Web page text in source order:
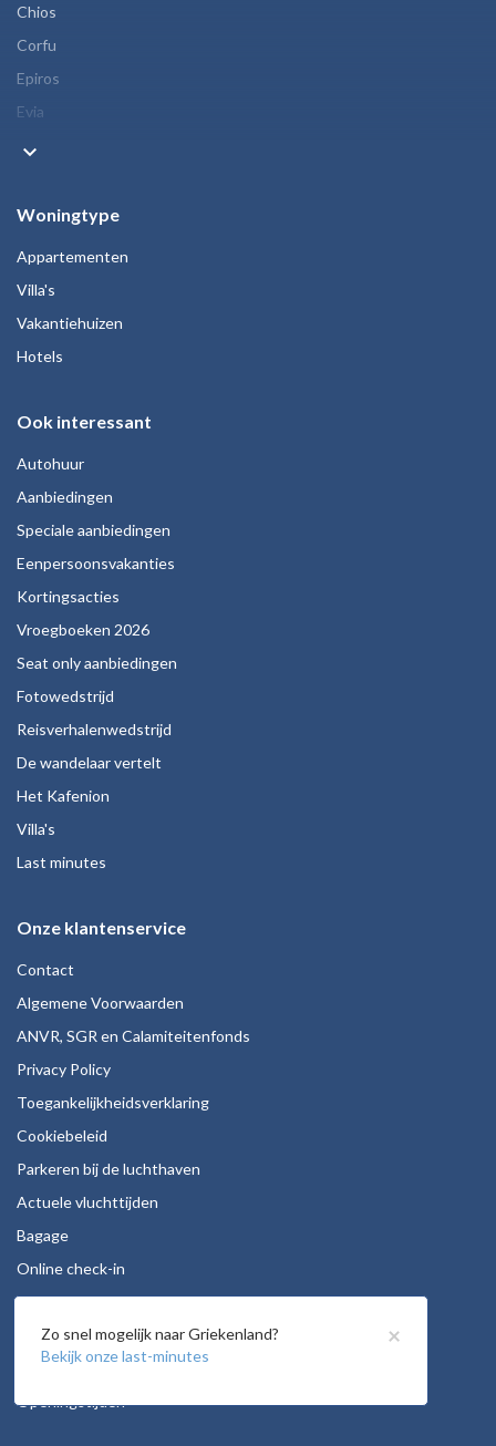
Chios
Corfu
Epiros
Evia
keyboard_arrow_down
Woningtype
Appartementen
Villa's
Vakantiehuizen
Hotels
Ook interessant
Autohuur
Aanbiedingen
Speciale aanbiedingen
Eenpersoonsvakanties
Kortingsacties
Vroegboeken 2026
Seat only aanbiedingen
Fotowedstrijd
Reisverhalenwedstrijd
De wandelaar vertelt
Het Kafenion
Villa's
Last minutes
Onze klantenservice
Contact
Algemene Voorwaarden
ANVR, SGR en Calamiteitenfonds
Privacy Policy
Toegankelijkheidsverklaring
Cookiebeleid
Parkeren bij de luchthaven
Actuele vluchttijden
Bagage
Online check-in
Stoelreservering
Autohuur
Vacatures
Openingstijden
×
Zo snel mogelijk naar Griekenland?
Bekijk onze last-minutes